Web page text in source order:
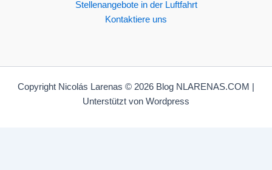
Stellenangebote in der Luftfahrt
Kontaktiere uns
Copyright Nicolás Larenas © 2026 Blog NLARENAS.COM |
Unterstützt von Wordpress